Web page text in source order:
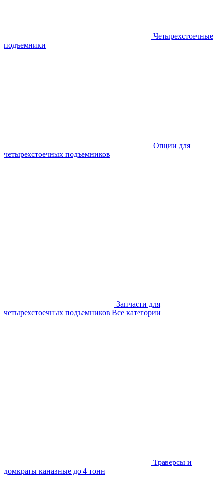
Четырехстоечные
подъемники
Опции для
четырехстоечных подъемников
Запчасти для
четырехстоечных подъемников Все категории
Траверсы и
домкраты канавные до 4 тонн